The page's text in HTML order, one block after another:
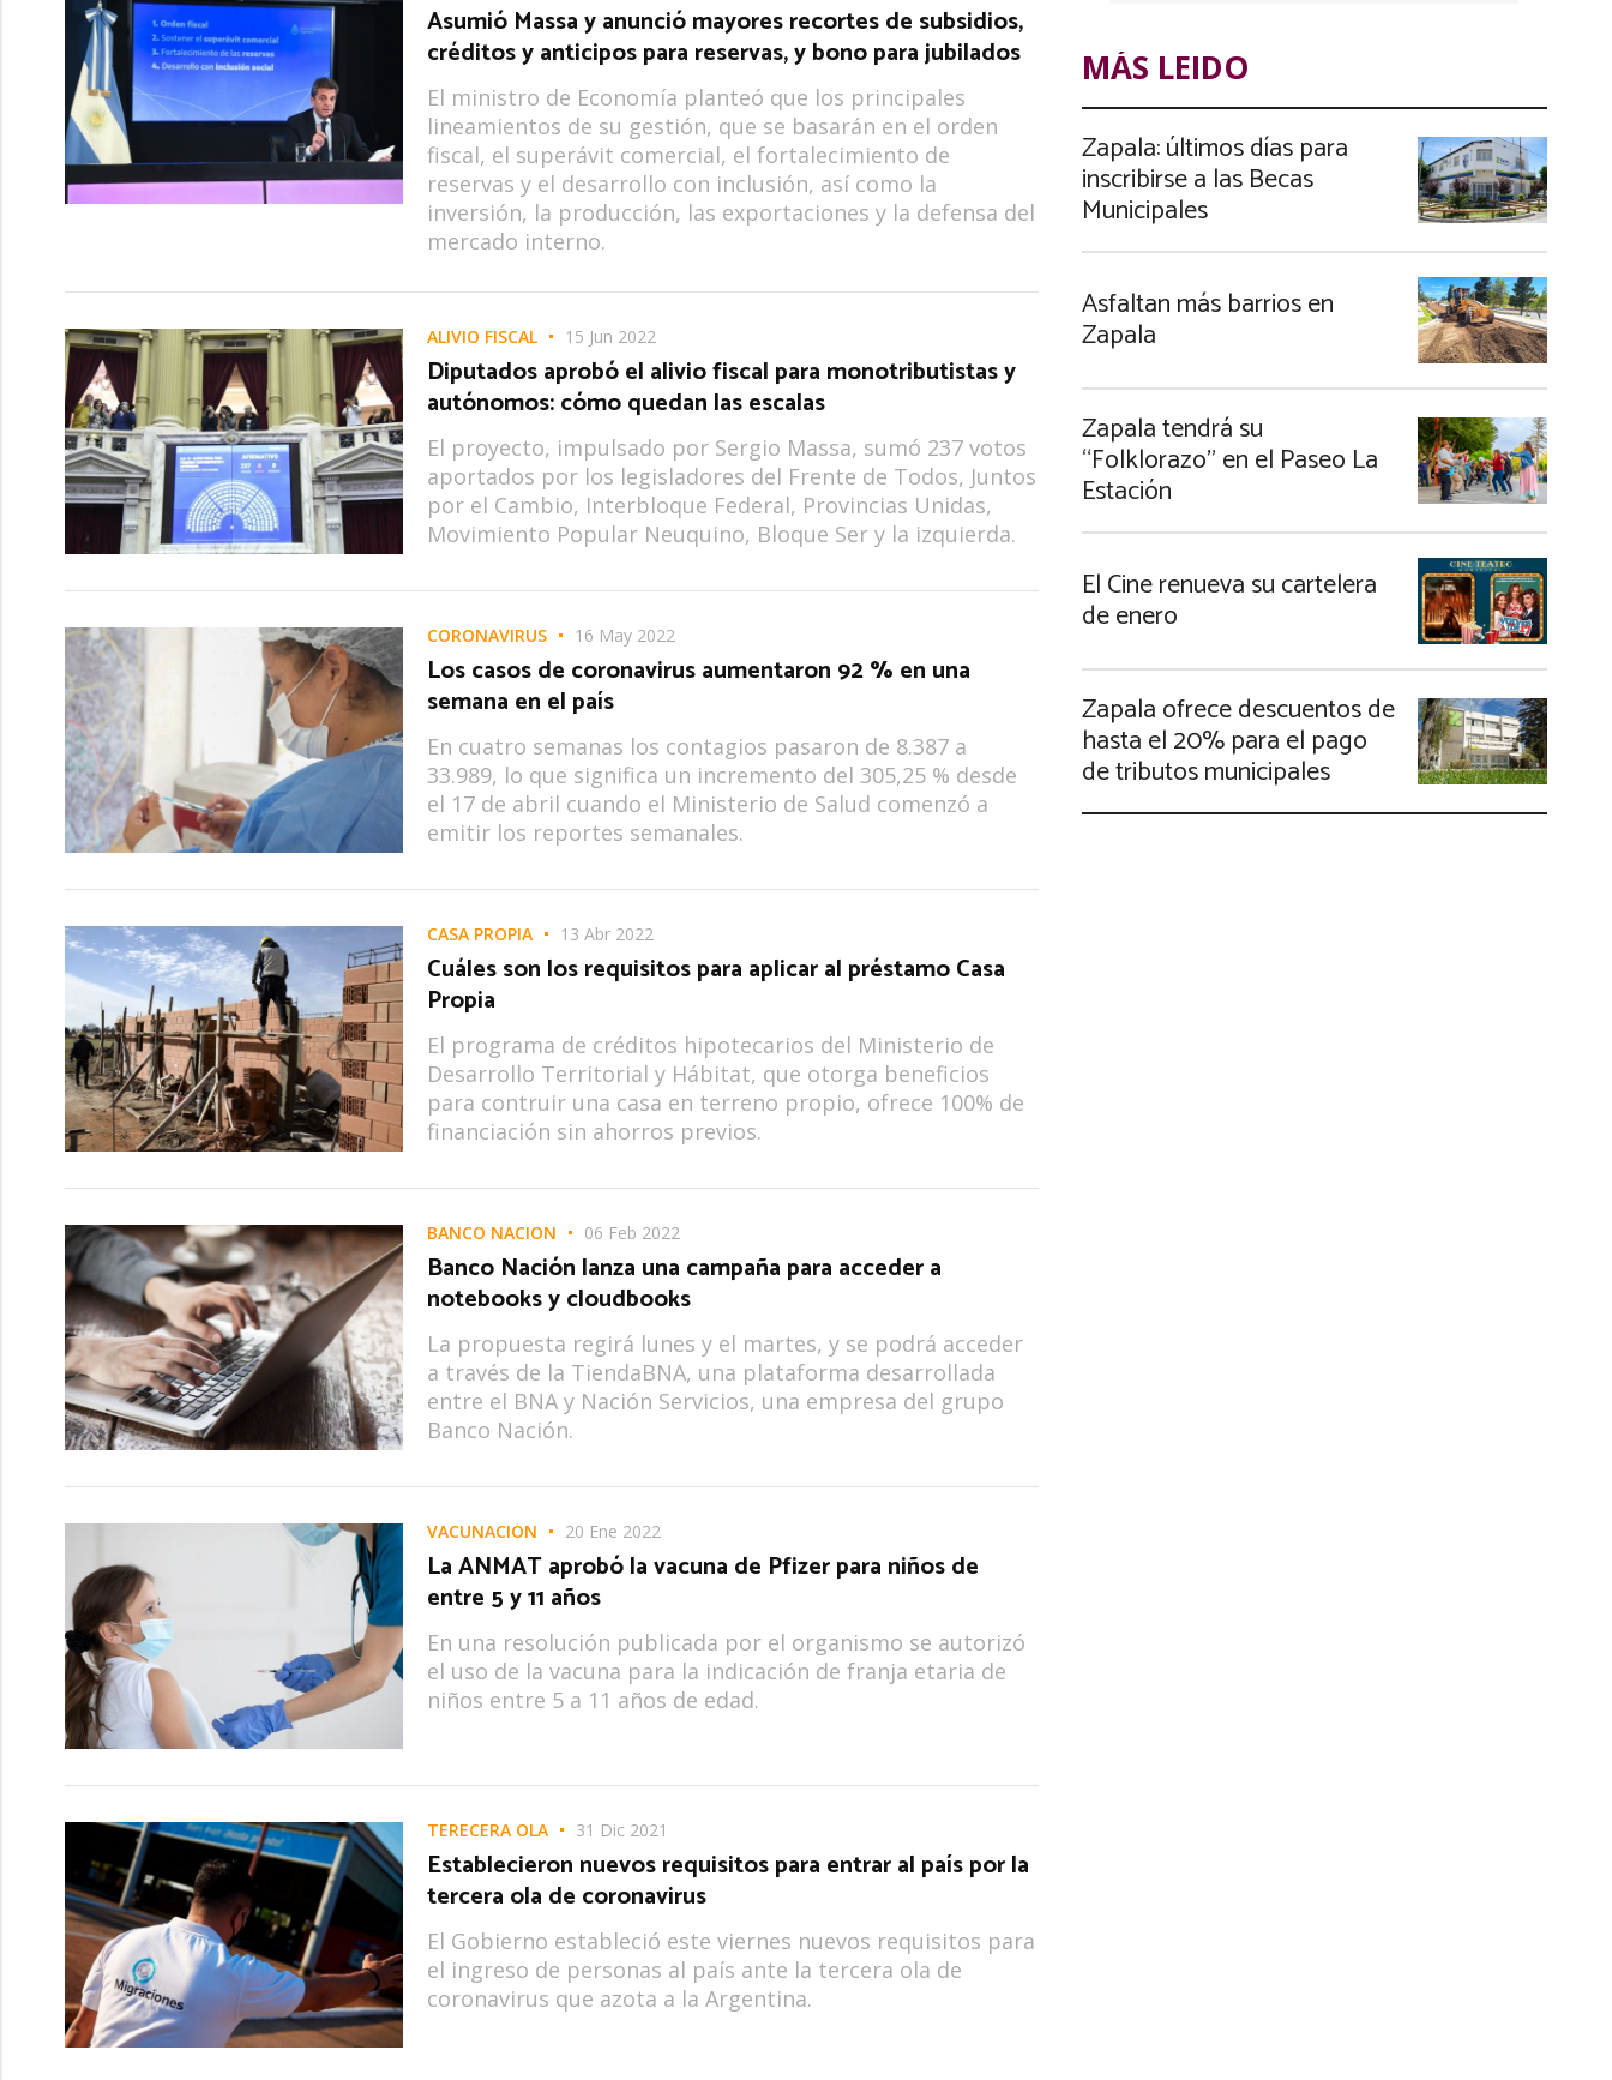
Asumió Massa y anunció mayores recortes de subsidios,
créditos y anticipos para reservas, y bono para jubilados
El ministro de Economía planteó que los principales
lineamientos de su gestión, que se basarán en el orden
fiscal, el superávit comercial, el fortalecimiento de
reservas y el desarrollo con inclusión, así como la
inversión, la producción, las exportaciones y la defensa del
mercado interno.
ALIVIO FISCAL 15 Jun 2022
Diputados aprobó el alivio fiscal para monotributistas y
autónomos: cómo quedan las escalas
El proyecto, impulsado por Sergio Massa, sumó 237 votos
aportados por los legisladores del Frente de Todos, Juntos
por el Cambio, Interbloque Federal, Provincias Unidas,
Movimiento Popular Neuquino, Bloque Ser y la izquierda.
CORONAVIRUS 16 May 2022
Los casos de coronavirus aumentaron 92 % en una
semana en el país
En cuatro semanas los contagios pasaron de 8.387 a
33.989, lo que significa un incremento del 305,25 % desde
el 17 de abril cuando el Ministerio de Salud comenzó a
emitir los reportes semanales.
CASA PROPIA 13 Abr 2022
Cuáles son los requisitos para aplicar al préstamo Casa
Propia
El programa de créditos hipotecarios del Ministerio de
Desarrollo Territorial y Hábitat, que otorga beneficios
para contruir una casa en terreno propio, ofrece 100% de
financiación sin ahorros previos.
BANCO NACION 06 Feb 2022
Banco Nación lanza una campaña para acceder a
notebooks y cloudbooks
La propuesta regirá lunes y el martes, y se podrá acceder
a través de la TiendaBNA, una plataforma desarrollada
entre el BNA y Nación Servicios, una empresa del grupo
Banco Nación.
VACUNACIÓN 20 Ene 2022
La ANMAT aprobó la vacuna de Pfizer para niños de
entre 5 y 11 años
En una resolución publicada por el organismo se autorizó
el uso de la vacuna para la indicación de franja etaria de
niños entre 5 a 11 años de edad.
TERECERA OLA 31 Dic 2021
Establecieron nuevos requisitos para entrar al país por la
tercera ola de coronavirus
El Gobierno estableció este viernes nuevos requisitos para
el ingreso de personas al país ante la tercera ola de
coronavirus que azota a la Argentina.
MÁS LEIDO
Zapala: últimos días para
inscribirse a las Becas
Municipales
Asfaltan más barrios en
Zapala
Zapala tendrá su
“Folklorazo” en el Paseo La
Estación
El Cine renueva su cartelera
de enero
Zapala ofrece descuentos de
hasta el 20% para el pago
de tributos municipales